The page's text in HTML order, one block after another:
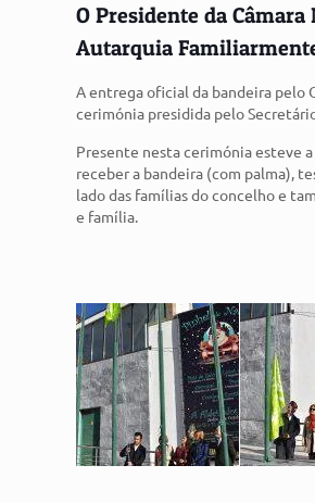
O Presidente da
Autarquia
A entrega oficial da bandeira pelo
cerimónia presidida pelo
Presente nesta cerimónia esteve
receber a bandeira (com palma),
lado das famílias do concelho e
e família.